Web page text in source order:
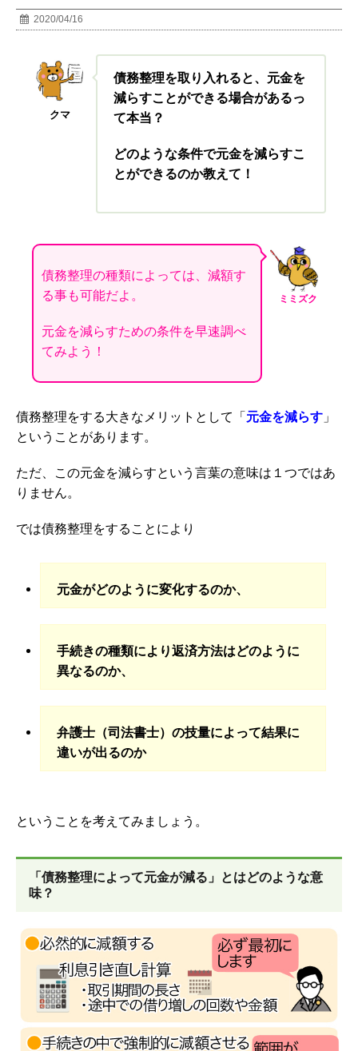
2020/04/16
クマ
債務整理を取り入れると、元金を
減らすことができる場合があるっ
て本当？
どのような条件で元金を減らすこ
とができるのか教えて！
ミミズク
債務整理の種類によっては、減額す
る事も可能だよ。
元金を減らすための条件を早速調べ
てみよう！
債務整理をする大きなメリットとして「 元金を減らす 」
ということがあります。
ただ、この元金を減らすという言葉の意味は１つではあ
りません。
では債務整理をすることにより
元金がどのように変化するのか、
手続きの種類により返済方法はどのように
異なるのか、
弁護士（司法書士）の技量によって結果に
違いが出るのか
ということを考えてみましょう。
「債務整理によって元金が減る」とはどのような意
味？